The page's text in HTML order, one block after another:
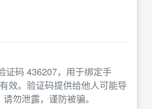
证码 436207，用于绑定手
效。验证码提供给他人可能导
勿泄露，谨防被骗。